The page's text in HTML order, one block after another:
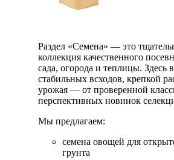
Раздел «Семена» — это
коллекция качественного
сада, огорода и теплицы. Здесь
стабильных всходов, крепкой
урожая — от проверенной
перспективных новинок
Мы предлагаем:
семена овощей для
грунта